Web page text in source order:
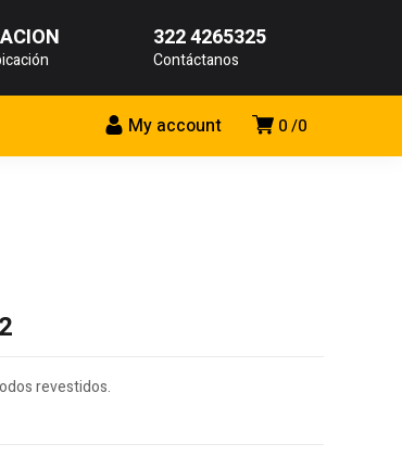
322 4265325
Contáctanos
0 0
My account
revestidos.